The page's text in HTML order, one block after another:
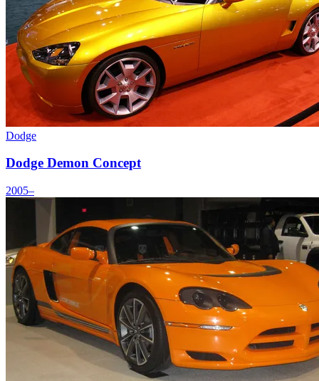
Dodge
Dodge Demon Concept
2005–